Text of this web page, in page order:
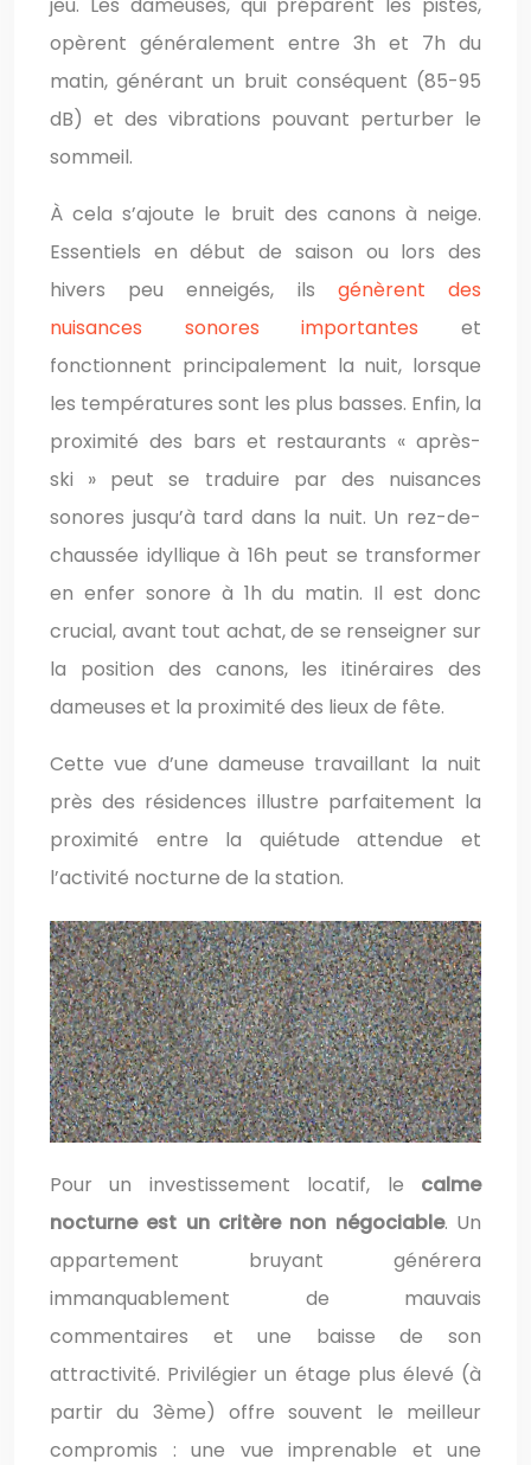
jeu. Les dameuses, qui préparent les pistes,
opèrent généralement entre 3h et 7h du
matin, générant un bruit conséquent (85-95
dB) et des vibrations pouvant perturber le
sommeil.
À cela s’ajoute le bruit des canons à neige.
Essentiels en début de saison ou lors des
hivers peu enneigés, ils génèrent des
nuisances sonores importantes et
fonctionnent principalement la nuit, lorsque
les températures sont les plus basses. Enfin, la
proximité des bars et restaurants « après-
ski » peut se traduire par des nuisances
sonores jusqu’à tard dans la nuit. Un rez-de-
chaussée idyllique à 16h peut se transformer
en enfer sonore à 1h du matin. Il est donc
crucial, avant tout achat, de se renseigner sur
la position des canons, les itinéraires des
dameuses et la proximité des lieux de fête.
Cette vue d’une dameuse travaillant la nuit
près des résidences illustre parfaitement la
proximité entre la quiétude attendue et
l’activité nocturne de la station.
Pour un investissement locatif, le calme
nocturne est un critère non négociable. Un
appartement bruyant générera
immanquablement de mauvais
commentaires et une baisse de son
attractivité. Privilégier un étage plus élevé (à
partir du 3ème) offre souvent le meilleur
compromis : une vue imprenable et une